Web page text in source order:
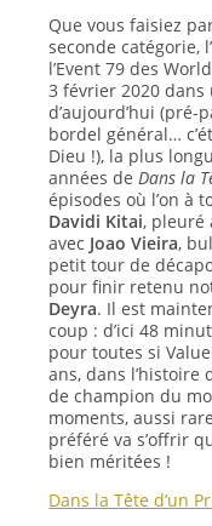
Que vous faisiez
seconde catégorie,
l’Event 79 des
3 février 2020
d’aujourd’hui
bordel général…
Dieu !), la plus
années deDans la
épisodes où l’on à
Davidi Kitai, pleuré
avec Joao Vieira,
petit tour de
pour finir retenu
Deyra. Il est
coup : d’ici 48
pour toutes si
ans, dans
de champion du
moments, aussi
préféré va s’offrir
bien méritées !
Dans la Tête d’un